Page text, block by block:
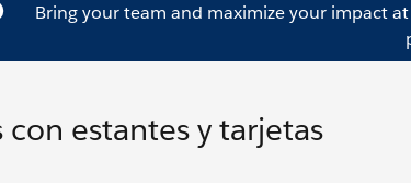
Bring your team and maximize your impact
estantes y tarjetas